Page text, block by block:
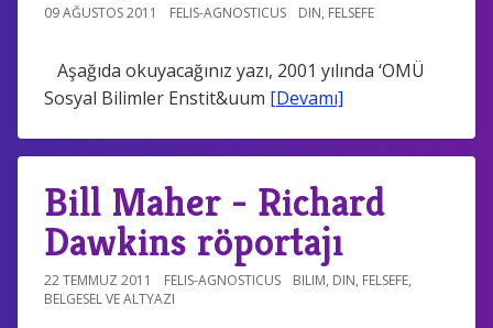
09 AĞUSTOS 2011 FELIS-AGNOSTICUS DIN, FELSEFE
Aşağıda okuyacağınız yazı, 2001 yılında ‘OMÜ
Sosyal Bilimler Enstit&uum [Devamı]
Bill Maher - Richard
Dawkins röportajı
22 TEMMUZ 2011 FELIS-AGNOSTICUS BILIM, DIN, FELSEFE,
BELGESEL VE ALTYAZI